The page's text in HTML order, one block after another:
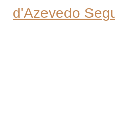
d'Azevedo